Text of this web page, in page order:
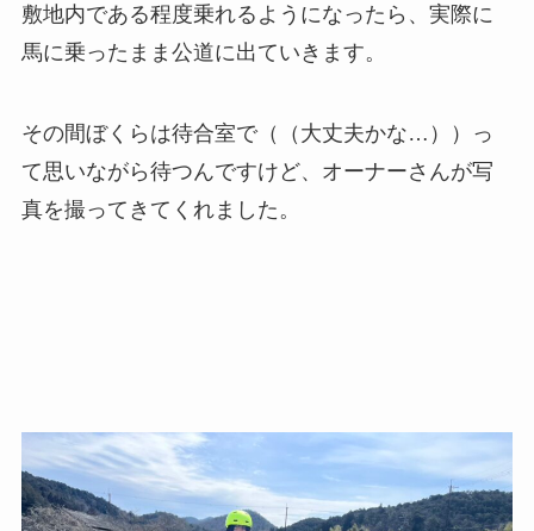
敷地内である程度乗れるようになったら、実際に
馬に乗ったまま公道に出ていきます。
その間ぼくらは待合室で（（大丈夫かな…））っ
て思いながら待つんですけど、オーナーさんが写
真を撮ってきてくれました。